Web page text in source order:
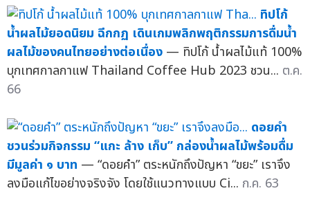
ทิปโก้
น้ำผลไม้ยอดนิยม ฉีกกฏ เดินเกมพลิกพฤติกรรมการดื่มน้ำ
ผลไม้ของคนไทยอย่างต่อเนื่อง — ทิปโก้ น้ำผลไม้แท้ 100%
บุกเทศกาลกาแฟ Thailand Coffee Hub 2023 ชวน... ต.ค.
66
ดอยคำ
ชวนร่วมกิจกรรม “แกะ ล้าง เก็บ” กล่องน้ำผลไม้พร้อมดื่ม
มีมูลค่า ๑ บาท — “ดอยคำ” ตระหนักถึงปัญหา “ขยะ” เราจึง
ลงมือแก้ไขอย่างจริงจัง โดยใช้แนวทางแบบ Ci... ก.ค. 63